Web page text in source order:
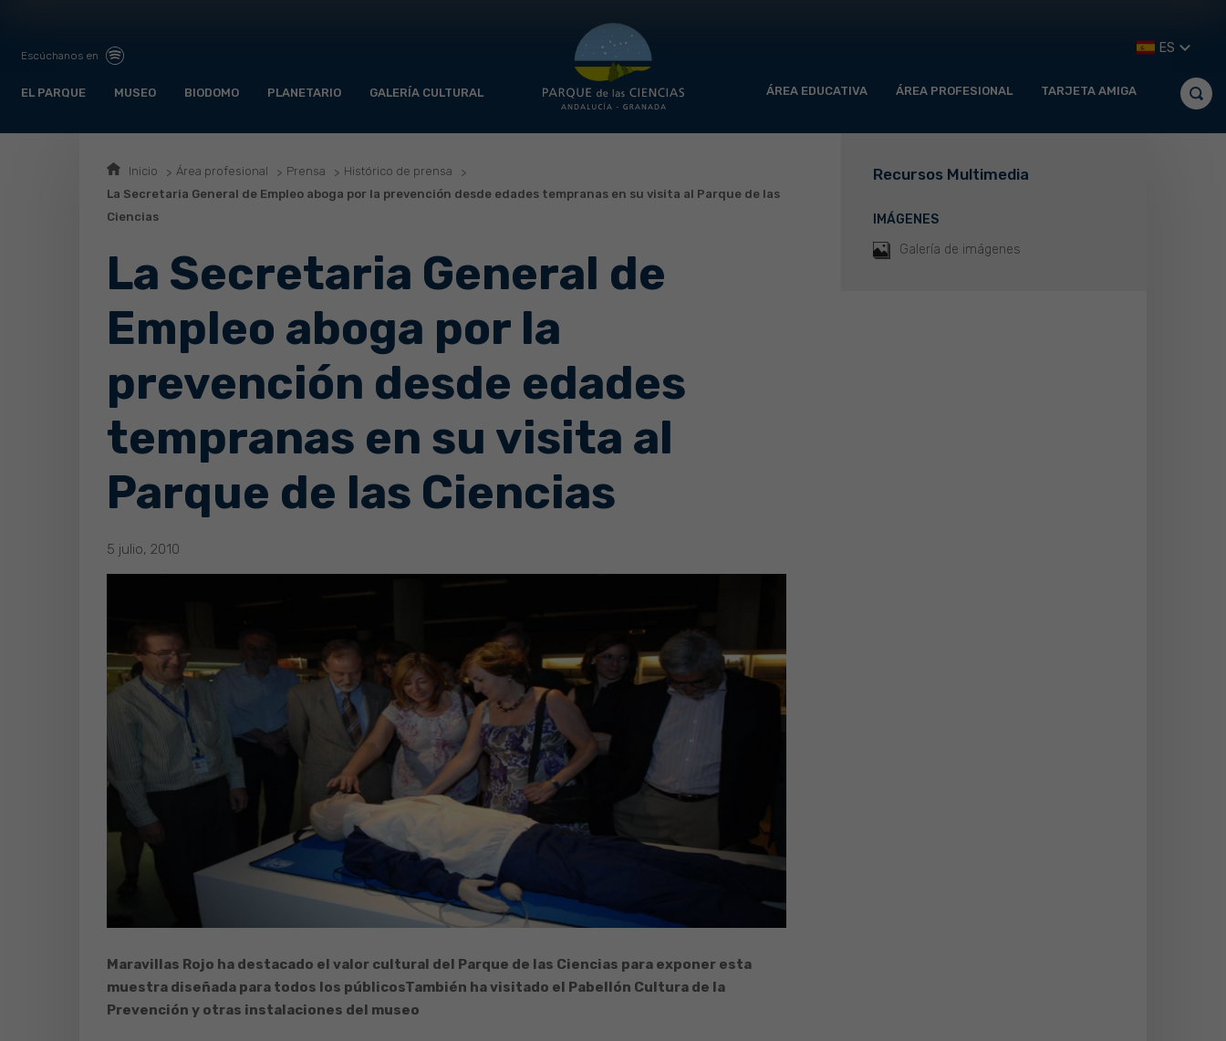
Escúchanos en
EL PARQUE MUSEO BIODOMO PLANETARIO GALERÍA CULTURAL ÁREA EDUCATIVA ÁREA PROFESIONAL TARJETA AMIGA
ES
Inicio Área profesional Prensa
Histórico de prensa
La Secretaria General de Empleo aboga por la prevención desde edades tempranas en su visita al Parque de las
Ciencias
La Secretaria General de
Empleo aboga por la
prevención desde edades
tempranas en su visita al
Parque de las Ciencias
5 julio, 2010
Maravillas Rojo ha destacado el valor cultural del Parque de las Ciencias para exponer esta
muestra diseñada para todos los públicosTambién ha visitado el Pabellón Cultura de la
Prevención y otras instalaciones del museo
Recursos Multimedia
IMÁGENES
Galería de imágenes